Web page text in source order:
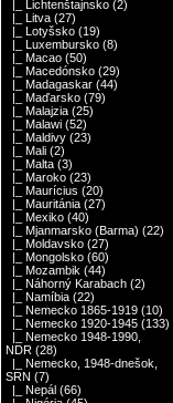
|_ Lichtenštajnsko (2)
|_ Litva (27)
|_ Lotyšsko (19)
|_ Luxembursko (8)
|_ Macao (50)
|_ Macedónsko (29)
|_ Madagaskar (44)
|_ Maďarsko (79)
|_ Malajzia (25)
|_ Malawi (52)
|_ Maldivy (23)
|_ Mali (2)
|_ Malta (3)
|_ Maroko (23)
|_ Maurícius (20)
|_ Mauritánia (27)
|_ Mexiko (40)
|_ Mjanmarsko (Barma) (22)
|_ Moldavsko (27)
|_ Mongolsko (60)
|_ Mozambik (44)
|_ Náhorný Karabach (2)
|_ Namíbia (22)
|_ Nemecko 1865-1919 (10)
|_ Nemecko 1920-1945 (133)
|_ Nemecko 1948-1990,
NDR (28)
|_ Nemecko, 1948-dnešok,
SRN (7)
|_ Nepál (66)